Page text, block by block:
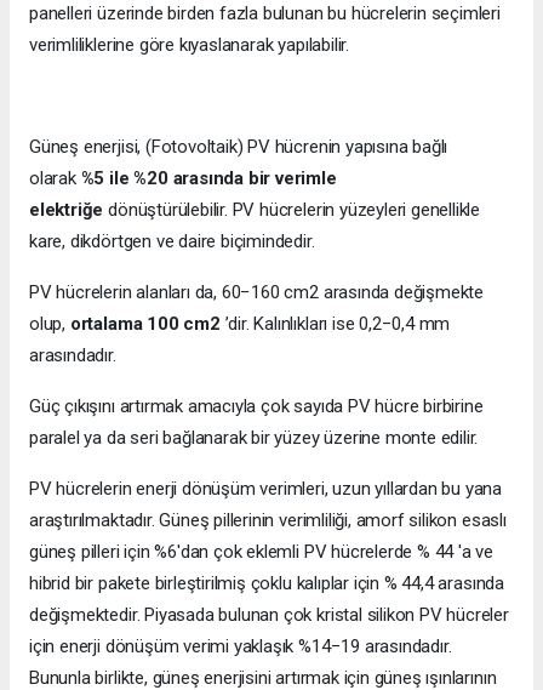
panelleri üzerinde birden fazla bulunan bu hücrelerin seçimleri
verimliliklerine göre kıyaslanarak yapılabilir.
Güneş enerjisi, (Fotovoltaik) PV hücrenin yapısına bağlı
olarak %5 ile %20 arasında bir verimle
elektriğedönüştürülebilir. PV hücrelerin yüzeyleri genellikle
kare, dikdörtgen ve daire biçimindedir.
PV hücrelerin alanları da, 60−160 cm2 arasında değişmekte
olup, ortalama 100 cm2 ’dir. Kalınlıkları ise 0,2−0,4 mm
arasındadır.
Güç çıkışını artırmak amacıyla çok sayıda PV hücre birbirine
paralel ya da seri bağlanarak bir yüzey üzerine monte edilir.
PV hücrelerin enerji dönüşüm verimleri, uzun yıllardan bu yana
araştırılmaktadır. Güneş pillerinin verimliliği, amorf silikon esaslı
güneş pilleri için %6'dan çok eklemli PV hücrelerde % 44 'a ve
hibrid bir pakete birleştirilmiş çoklu kalıplar için % 44,4 arasında
değişmektedir. Piyasada bulunan çok kristal silikon PV hücreler
için enerji dönüşüm verimi yaklaşık %14−19 arasındadır.
Bununla birlikte, güneş enerjisini artırmak için güneş ışınlarının